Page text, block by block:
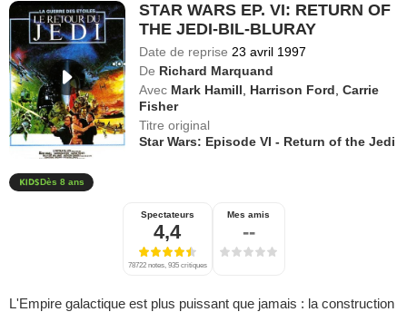
STAR WARS EP. VI: RETURN OF
THE JEDI-BIL-BLURAY
Date de reprise 23 avril 1997
De Richard Marquand
Avec Mark Hamill Harrison Ford ,Carrie
Fisher
Titre original
Star Wars: Episode VI - Return of the Jedi
Dès 8 ans
Spectateurs
4,4
78722 notes, 935 critiques
Mes amis
--
L'Empire galactique est plus puissant que jamais : la construction